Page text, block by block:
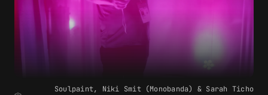
Soulpaint, Niki Smit (Monobanda) & Sarah Ticho